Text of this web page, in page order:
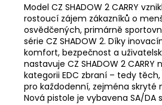
Model CZ SHADOW 2 CARRY
rostoucí zájem zákazníků o
osvědčených, primárně
série CZ SHADOW 2. Díky
komfort, bezpečnost a
nastavuje CZ SHADOW 2
kategorii EDC zbraní – tedy
pro každodenní, zejména skryté
Nová pistole je vybavena SA/DA